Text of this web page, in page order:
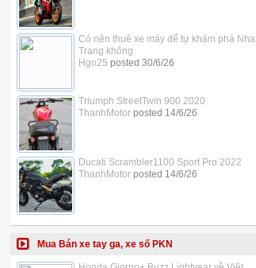
Có nên thuê xe máy để tự khám phá Nha
Trang không
Hgo25 posted 30/6/26
Triumph StreetTwin 900 2020
ThanhMotorposted 14/6/26
Ducati Scrambler1100 Sport Pro 2022
ThanhMotorposted 14/6/26
Mua Bán xe tay ga, xe số PKN